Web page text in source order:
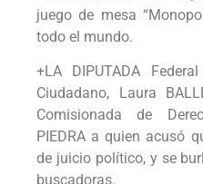
juego de mesa
todo el mundo.
+LA DIPUTADA
Ciudadano, Laura
Comisionada de
PIEDRA a quien acusó
de juicio político, y se
buscadoras.